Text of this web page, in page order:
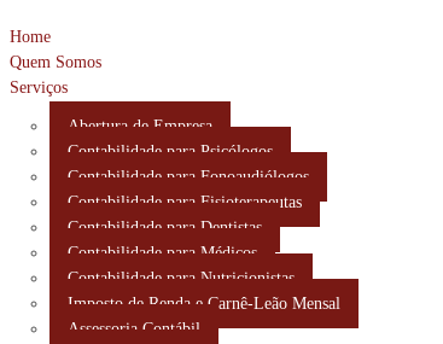
Home
Quem Somos
Serviços
Abertura de Empresa
Contabilidade para Psicólogos
Contabilidade para Fonoaudiólogos
Contabilidade para Fisioterapeutas
Contabilidade para Dentistas
Contabilidade para Médicos
Contabilidade para Nutricionistas
Imposto de Renda e Carnê-Leão Mensal
Assessoria Contábil